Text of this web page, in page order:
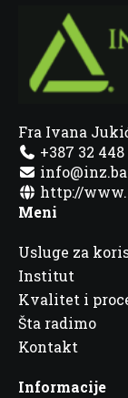
Fra Ivana
+387 32 448
info@inz.ba
http://
Meni
Usluge za
Institut
Kvalitet i
Šta radimo
Kontakt
Informacije